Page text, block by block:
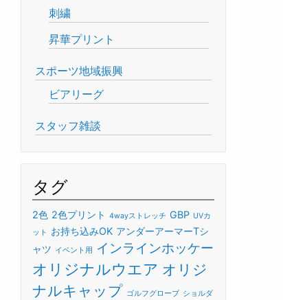
刺繍
昇華プリント
スポーツ地域振興
ビアリーグ
スタッフ雑談
タグ
2色 2色プリント 4wayストレッチ GBP UVカ
ット
お持ち込みOK アンダーアーマーTシ
ャツ イベント用 インラインホッケー
オリジナルウエア オリジ
ナルキャップ ゴルフグローブ ショルダ